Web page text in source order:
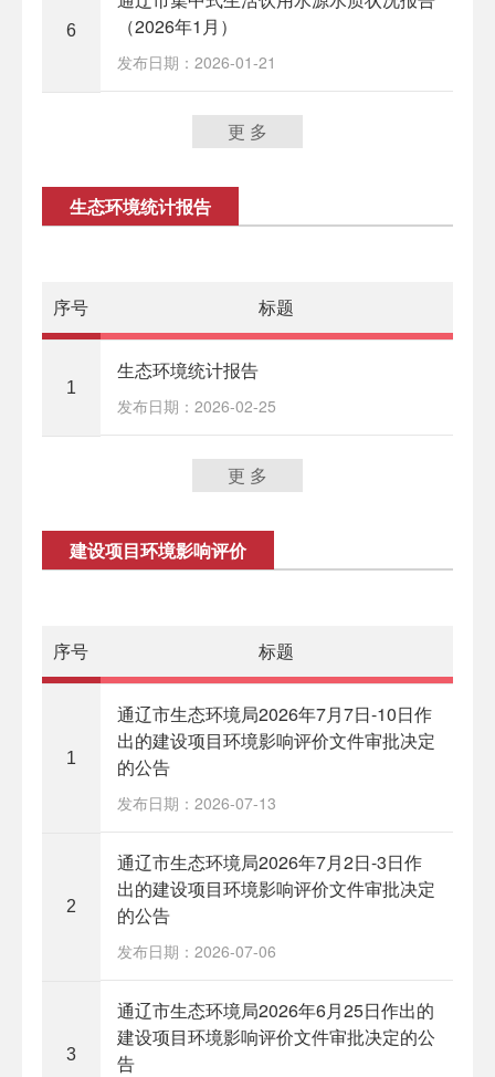
6
（2026年1月）
发布日期：2026-01-21
更 多
生态环境统计报告
序号 标题
1
生态环境统计报告
发布日期：2026-02-25
更 多
建设项目环境影响评价
序号 标题
1
通辽市生态环境局2026年7月7日-10日作
出的建设项目环境影响评价文件审批决定
的公告
发布日期：2026-07-13
2
通辽市生态环境局2026年7月2日-3日作
出的建设项目环境影响评价文件审批决定
的公告
发布日期：2026-07-06
3
通辽市生态环境局2026年6月25日作出的
建设项目环境影响评价文件审批决定的公
告